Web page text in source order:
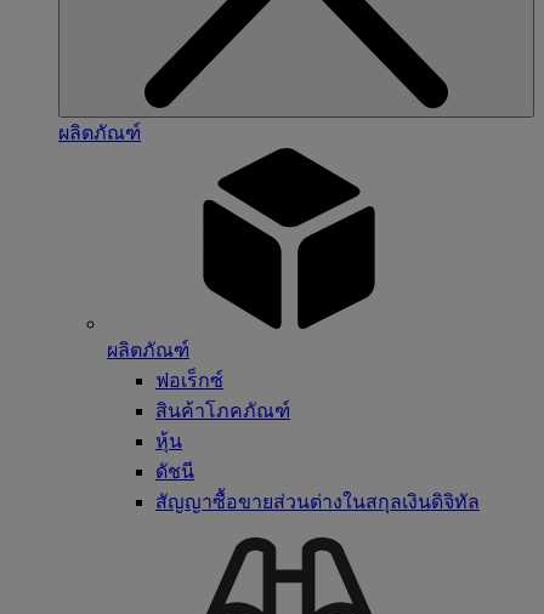
ผลิตภัณฑ์
ผลิตภัณฑ์
ฟอเร็กซ์
สินค้าโภคภัณฑ์
หุ้น
ดัชนี
สัญญาซื้อขายส่วนต่างในสกุลเงินดิจิทัล